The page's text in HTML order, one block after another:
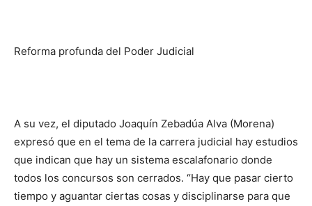
Reforma profunda del Poder Judicial
A su vez, el diputado Joaquín Zebadúa Alva (Morena)
expresó que en el tema de la carrera judicial hay estudios
que indican que hay un sistema escalafonario donde
todos los concursos son cerrados. “Hay que pasar cierto
tiempo y aguantar ciertas cosas y disciplinarse para que